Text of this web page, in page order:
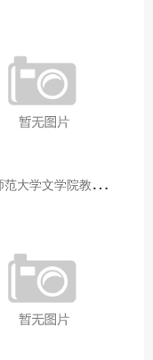
青
海师范大学文学院教师赴山东省相关高校和学术机构交流学习